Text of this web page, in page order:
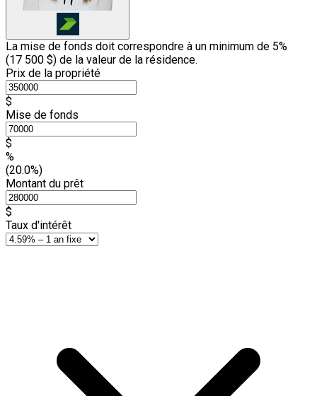
La mise de fonds doit correspondre à un minimum de 5%
(17 500 $) de la valeur de la résidence.
Prix de la propriété
$
Mise de fonds
$
%
(20.0%)
Montant du prêt
$
Taux d'intérêt